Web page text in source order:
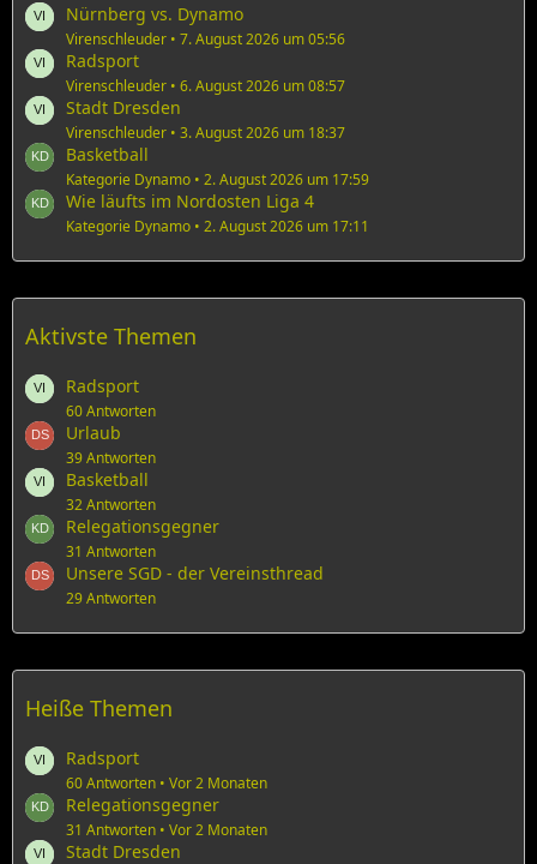
e
i
t
r
ä
g
e
Nürnberg vs. Dynamo
Virenschleuder 7. August 2026 um 05:56
Radsport
Virenschleuder 6. August 2026 um 08:57
Stadt Dresden
Virenschleuder 3. August 2026 um 18:37
Basketball
Kategorie Dynamo 2. August 2026 um 17:59
Wie läufts im Nordosten Liga 4
Kategorie Dynamo 2. August 2026 um 17:11
Aktivste Themen
Radsport
60 Antworten
Urlaub
39 Antworten
Basketball
32 Antworten
Relegationsgegner
31 Antworten
Unsere SGD - der Vereinsthread
29 Antworten
Heiße Themen
Radsport
60 Antworten Vor 2 Monaten
Relegationsgegner
31 Antworten Vor 2 Monaten
Stadt Dresden